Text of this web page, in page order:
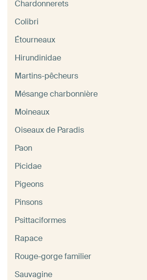
Chardonnerets
Colibri
Étourneaux
Hirundinidae
Martins-pêcheurs
Mésange charbonnière
Moineaux
Oiseaux de Paradis
Paon
Picidae
Pigeons
Pinsons
Psittaciformes
Rapace
Rouge-gorge familier
Sauvagine